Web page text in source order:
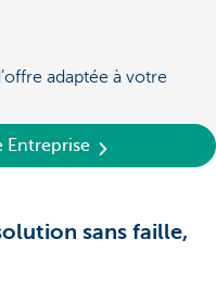
adaptée à votre
Entreprise
sans faille,